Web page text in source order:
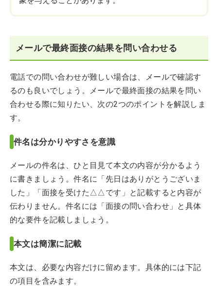
メールで最終面接の結果を問い合わせる
電話での問い合わせが難しい場合は、メールで確認す
るのも良いでしょう。メールで最終面接の結果を問い
合わせる際に知りたい、次の2つのポイントを解説しま
す。
件名は分かりやすさを意識
メールの件名は、ひと目見て本文の内容が分かるよう
に書きましょう。件名に「先日はありがとうございま
した」「面接を受けた△△です」と記載すると内容が
伝わりません。件名には「面接の問い合わせ」と具体
的な要件を記載しましょう。
本文は簡潔に記載
本文は、必要な内容だけに留めます。具体的には下記
の項目を含みます。